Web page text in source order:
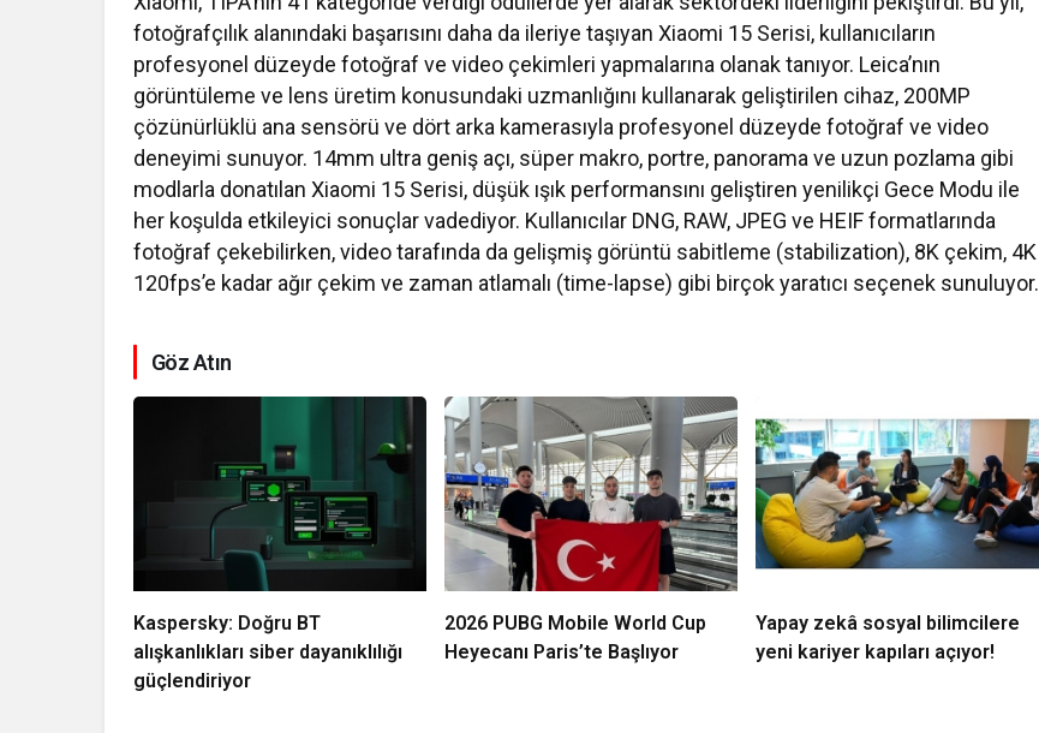
fotoğrafçılık alanındaki başarısını daha da ileriye taşıyan Xiaomi 15 Serisi, kullanıcıların
profesyonel düzeyde fotoğraf ve video çekimleri yapmalarına olanak tanıyor. Leica’nın
görüntüleme ve lens üretim konusundaki uzmanlığını kullanarak geliştirilen cihaz, 200MP
çözünürlüklü ana sensörü ve dört arka kamerasıyla profesyonel düzeyde fotoğraf ve video
deneyimi sunuyor. 14mm ultra geniş açı, süper makro, portre, panorama ve uzun pozlama gibi
modlarla donatılan Xiaomi 15 Serisi, düşük ışık performansını geliştiren yenilikçi Gece Modu ile
her koşulda etkileyici sonuçlar vadediyor. Kullanıcılar DNG, RAW, JPEG ve HEIF formatlarında
fotoğraf çekebilirken, video tarafında da gelişmiş görüntü sabitleme (stabilization), 8K çekim, 4K
120fps’e kadar ağır çekim ve zaman atlamalı (time-lapse) gibi birçok yaratıcı seçenek sunuluyor.
Göz Atın
Kaspersky: Doğru BT
alışkanlıkları siber dayanıklılığı
güçlendiriyor
2026 PUBG Mobile World Cup
Heyecanı Paris’te Başlıyor
Yapay zekâ sosyal bilimcilere
yeni kariyer kapıları açıyor!